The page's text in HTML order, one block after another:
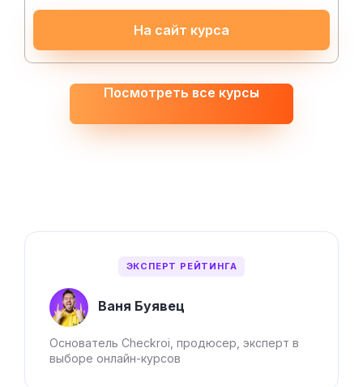
ЭКСПЕРТ РЕЙТИНГА
Ваня Буявец
Основатель Checkroi, продюсер, эксперт в
выборе онлайн-курсов
На сайт курса
Посмотреть все курсы